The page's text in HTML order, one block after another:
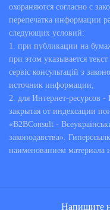
охораняются согласно с
перепечатка информации
следующих условий:
1. при публикации на
при этом указывается
сервіс консультацій з
источник информации;
2. для Интернет-ресурсов -
закрытая от индексации
«B2BConsult -
законодавства».
наименованием материала
Напишите